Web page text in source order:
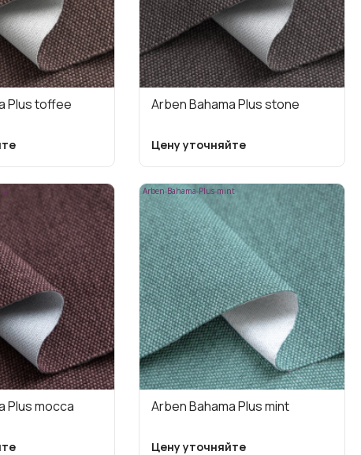
Plus toffee Arben Bahama Plus stone
Цену уточняйте
Plus mocca
Arben-Bahama-Plus-mint
Arben Bahama Plus mint
Цену уточняйте